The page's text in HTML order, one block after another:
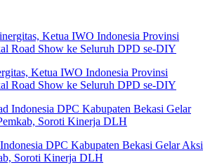
Ketua IWO Indonesia Provinsi
Road Show ke Seluruh DPD se-DIY
DPC Kabupaten Bekasi Gelar Aksi
Soroti Kinerja DLH